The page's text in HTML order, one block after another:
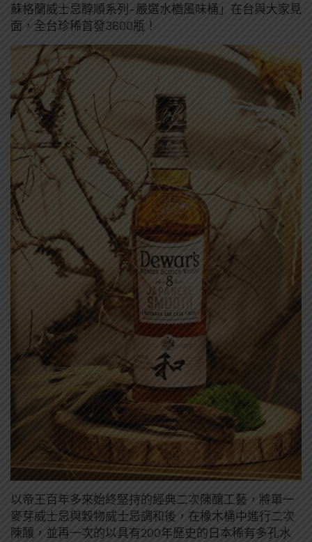
蘇格蘭威士忌醇順系列-嚴選水楢風味桶」在台與大家見
面，全台珍稀首發3600瓶！
以帝王百年多來始終堅持的經典二次陳釀工藝，將單一
麥芽威士忌與穀物威士忌調和後，在橡木桶中進行二次
陳釀，並再一次的以具有200年歷史的日本稀有多孔水